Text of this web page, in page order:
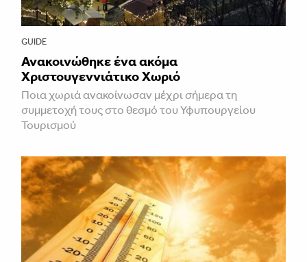
GUIDE
Ανακοινώθηκε ένα ακόμα
Χριστουγεννιάτικο Χωριό
Ποια χωριά ανακοίνωσαν μέχρι σήμερα τη
συμμετοχή τους στο θεσμό του Υφυπουργείου
Τουρισμού